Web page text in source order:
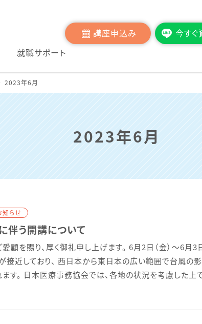
就職サポート
講座申込み 今すぐ
2023年6月
2023年6月
知らせ
伴う開講について
顧を賜り、厚く御礼申し上げます。 6月2日（金）～6月3
接近しており、 西日本から東日本の広い範囲で台風の
す。 日本医療事務協会では、各地の状況を考慮した上で